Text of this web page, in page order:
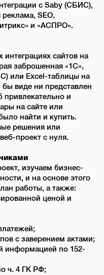
с Saby (СБИС),
SEO,
и «АСПРО».
сайтов на
заброшенная «1С»,
или Excel-таблицы на
виде ни представлен
привлекательно и
на сайте или
найти и купить.
решения или
проект с нуля.
изучаем бизнес-
и на основе этого
работы, а также:
ценой и
с заверением актами;
информацией по 152-
ч. 4 ГК РФ;